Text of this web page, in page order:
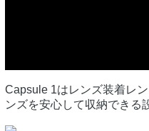
Capsule 1はレンズ装着レ
ンズを安心して収納できる